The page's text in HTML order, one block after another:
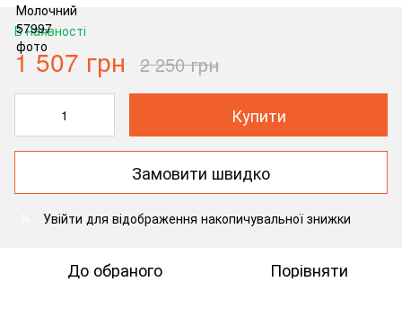
В наявності
1 507 грн 2 250 грн
Купити
Замовити швидко
Увійти для відображення накопичувальної знижки
До обраного Порівняти